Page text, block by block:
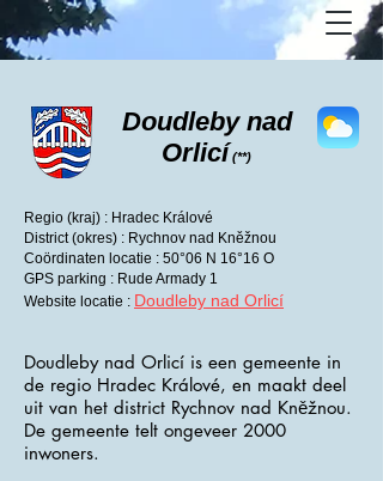
Doudleby nad
Orlicí (**)
Regio (kraj) : Hradec Králové
District (okres) : Rychnov nad Kněžnou
Coördinaten locatie : 50°06 N 16°16 O
GPS parking : Rude Armady 1
Website locatie : Doudleby nad Orlicí
Doudleby nad Orlicí is een gemeente in
de regio Hradec Králové, en maakt deel
uit van het district Rychnov nad Kněžnou.
De gemeente telt ongeveer 2000
inwoners.